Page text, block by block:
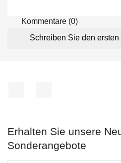
Kommentare (0)
Schreiben Sie den
Erhalten Sie unsere
Sonderangebote